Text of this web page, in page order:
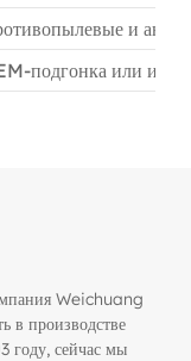
и
подгонка или
Weichuang
в производстве
году, сейчас мы